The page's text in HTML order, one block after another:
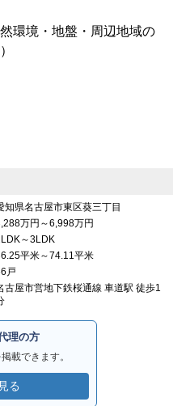
環境・地盤・周辺地域の
知県名古屋市東区葵三丁目
万円～6,998万円
～3LDK
平米～74.11平米
戸
古屋市営地下鉄桜通線 車道駅 徒歩1
理の方
載できます。
る